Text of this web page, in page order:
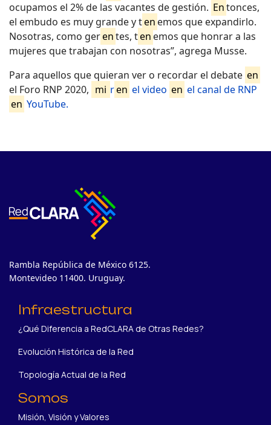
ocupamos el 2% de las vacantes de gestión. Entonces,
el embudo es muy grande y ten emos que expandirlo.
Nosotras, como gerentes, ten emos que honrar a las
mujeres que trabajan con nosotras”, agrega Musse.
Para aquellos que quieran ver o recordar el debate en
el Foro RNP 2020, mi ren el video en el canal de RNP
en YouTube.
Rambla República de México 6125.
Montevideo 11400. Uruguay.
Infraestructura
¿Qué Diferencia a RedCLARA de Otras Redes?
Evolución Histórica de la Red
Topología Actual de la Red
Somos
Misión, Visión y Valores